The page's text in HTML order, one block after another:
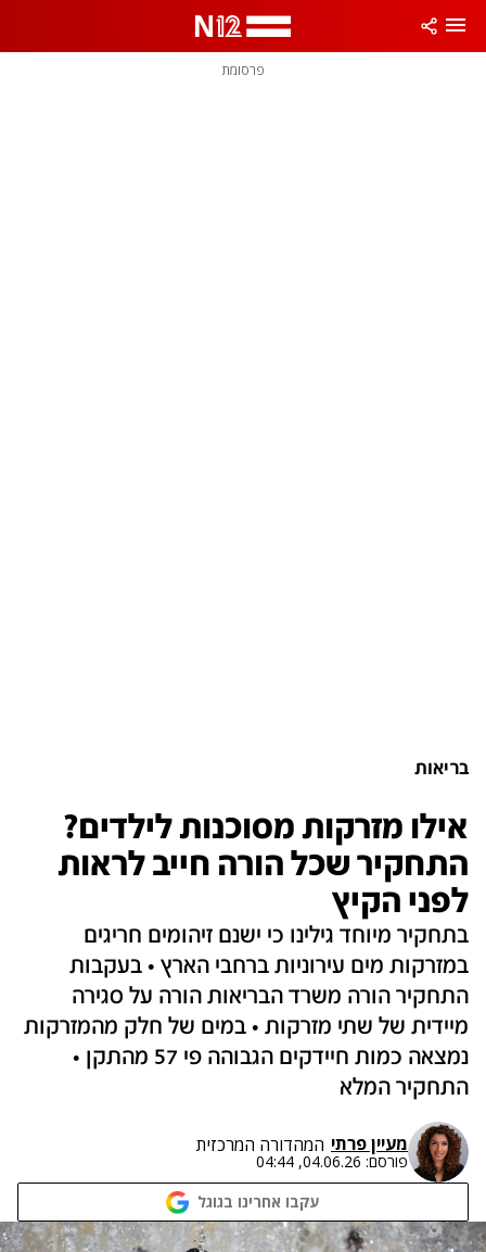
פרסומת
בריאות
אילו מזרקות מסוכנות לילדים?
התחקיר שכל הורה חייב לראות
לפני הקיץ
בתחקיר מיוחד גילינו כי ישנם זיהומים חריגים
במזרקות מים עירוניות ברחבי הארץ • בעקבות
התחקיר הורה משרד הבריאות הורה על סגירה
מיידית של שתי מזרקות • במים של חלק מהמזרקות
נמצאה כמות חיידקים הגבוהה פי 57 מהתקן •
התחקיר המלא
מעיין פרתי המהדורה המרכזית
פורסם: 04.06.26, 04:44
עקבו אחרינו בגוגל